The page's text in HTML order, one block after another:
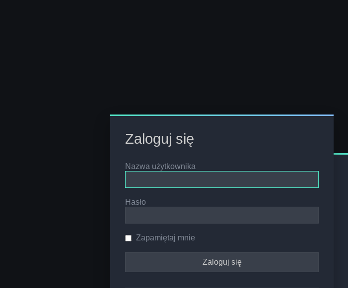
Zaloguj się
Nazwa użytkownika
Hasło
Zapamiętaj mnie